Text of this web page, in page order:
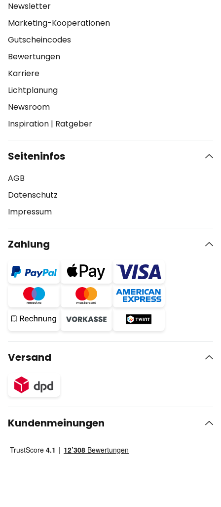
Newsletter
Marketing-Kooperationen
Gutscheincodes
Bewertungen
Karriere
Lichtplanung
Newsroom
Inspiration | Ratgeber
Seiteninfos
AGB
Datenschutz
Impressum
Zahlung
Versand
Kundenmeinungen